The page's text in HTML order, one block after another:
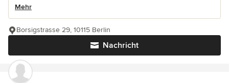
Mehr
Nachricht
Borsigstrasse 29, 10115 Berlin